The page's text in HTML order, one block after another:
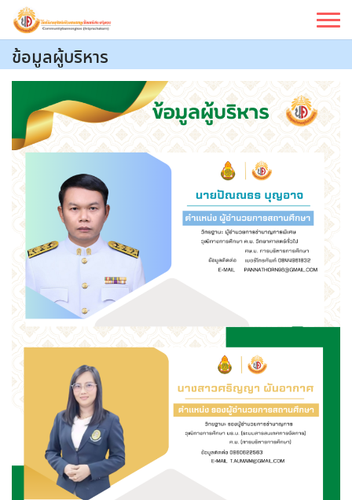
Skip
content
ข้อมูลผู้บริหาร